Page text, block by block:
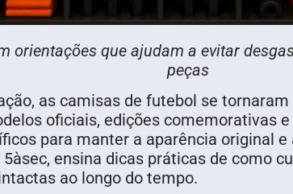
orientações que ajudam a evitar
peças
as camisas de futebol se
oficiais, edições comemorativas
para manter a aparência original
ensina dicas práticas de como
ao longo do tempo.